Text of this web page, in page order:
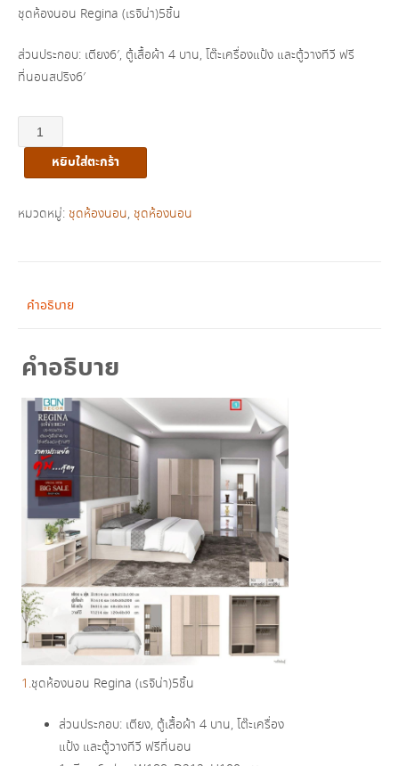
was:
฿21,500.00.฿14,900.00.
ชุดห้องนอน Regina (เรจิน่า)5ชิ้น
ส่วนประกอบ: เตียง6′, ตู้เสื้อผ้า 4 บาน, โต๊ะเครื่องแป้ง และตู้วางทีวี ฟรี
ที่นอนสปริง6′
จำนวน
ชุด
Reginaได้5ชิ้น
หยิบใส่ตะกร้า
หมวดหมู่: ชุดห้องนอน, ชุดห้องนอน
คำอธิบาย
คำอธิบาย
1.ชุดห้องนอน Regina (เรจิน่า)5ชิ้น
ส่วนประกอบ: เตียง, ตู้เสื้อผ้า 4 บาน, โต๊ะเครื่อง
แป้ง และตู้วางทีวี ฟรีที่นอน